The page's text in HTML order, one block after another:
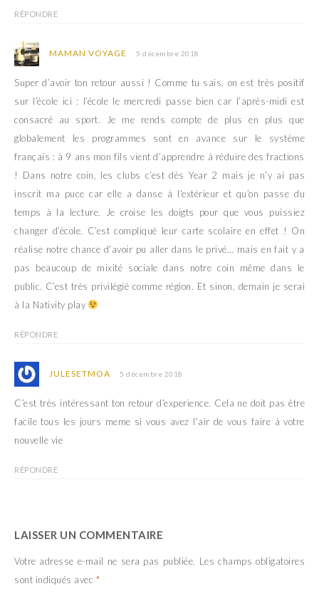
RÉPONDRE
MAMAN VOYAGE 5 décembre 2018
Super d’avoir ton retour aussi ! Comme tu sais, on est très positif
sur l’école ici : l’école le mercredi passe bien car l’après-midi est
consacré au sport. Je me rends compte de plus en plus que
globalement les programmes sont en avance sur le système
français : à 9 ans mon fils vient d’apprendre à réduire des fractions
! Dans notre coin, les clubs c’est dès Year 2 mais je n’y ai pas
inscrit ma puce car elle a danse à l’extérieur et qu’on passe du
temps à la lecture. Je croise les doigts pour que vous puissiez
changer d’école. C’est compliqué leur carte scolaire en effet ! On
réalise notre chance d’avoir pu aller dans le privé… mais en fait y a
pas beaucoup de mixité sociale dans notre coin même dans le
public. C’est très privilégié comme région. Et sinon, demain je serai
à la Nativity play
RÉPONDRE
JULESETMOA 5 décembre 2018
C’est très intéressant ton retour d’experience. Cela ne doit pas être
facile tous les jours meme si vous avez l’air de vous faire à votre
nouvelle vie
RÉPONDRE
LAISSER UN COMMENTAIRE
Votre adresse e-mail ne sera pas publiée. Les champs obligatoires
sont indiqués avec *